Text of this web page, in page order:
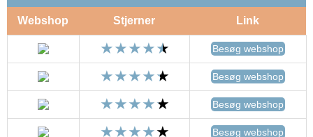
Webshop Stjerner Link
Besøg webshop
Besøg webshop
Besøg webshop
Besøg webshop